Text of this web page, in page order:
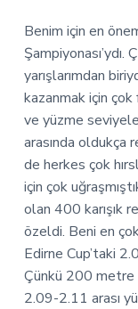
Benim için en
yarışlarımdan
kazanmak için
ve yüzme
arasında oldukça
de herkes çok
için çok
olan 400 karışık
özeldi. Beni en
Edirne Cup’taki
Çünkü 200 metre
2.09-2.11 arası